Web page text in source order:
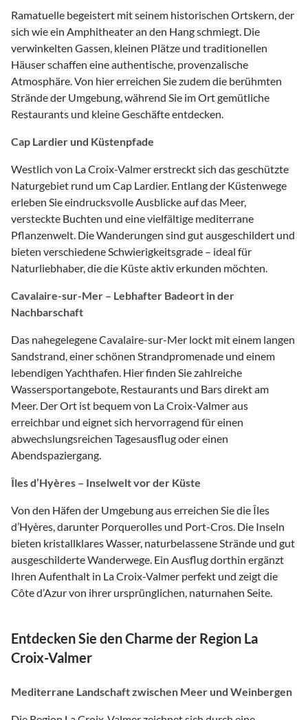
Ramatuelle begeistert mit seinem historischen Ortskern, der
sich wie ein Amphitheater an den Hang schmiegt. Die
verwinkelten Gassen, kleinen Plätze und traditionellen
Häuser schaffen eine authentische, provenzalische
Atmosphäre. Von hier erreichen Sie zudem die berühmten
Strände der Umgebung, während Sie im Ort gemütliche
Restaurants und kleine Geschäfte entdecken.
Cap Lardier und Küstenpfade
Westlich von La Croix-Valmer erstreckt sich das geschützte
Naturgebiet rund um Cap Lardier. Entlang der Küstenwege
erleben Sie eindrucksvolle Ausblicke auf das Meer,
versteckte Buchten und eine vielfältige mediterrane
Pflanzenwelt. Die Wanderungen sind gut ausgeschildert und
bieten verschiedene Schwierigkeitsgrade – ideal für
Naturliebhaber, die die Küste aktiv erkunden möchten.
Cavalaire-sur-Mer – Lebhafter Badeort in der
Nachbarschaft
Das nahegelegene Cavalaire-sur-Mer lockt mit einem langen
Sandstrand, einer schönen Strandpromenade und einem
lebendigen Yachthafen. Hier finden Sie zahlreiche
Wassersportangebote, Restaurants und Bars direkt am
Meer. Der Ort ist bequem von La Croix-Valmer aus
erreichbar und eignet sich hervorragend für einen
abwechslungsreichen Tagesausflug oder einen
Abendspaziergang.
Îles d’Hyères – Inselwelt vor der Küste
Von den Häfen der Umgebung aus erreichen Sie die Îles
d’Hyères, darunter Porquerolles und Port-Cros. Die Inseln
bieten kristallklares Wasser, naturbelassene Strände und gut
ausgeschilderte Wanderwege. Ein Ausflug dorthin ergänzt
Ihren Aufenthalt in La Croix-Valmer perfekt und zeigt die
Côte d’Azur von ihrer ursprünglichen, naturnahen Seite.
Entdecken Sie den Charme der Region La
Croix-Valmer
Mediterrane Landschaft zwischen Meer und Weinbergen